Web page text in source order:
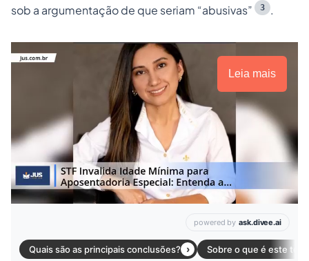
sob a argumentação de que seriam “abusivas”
3 .
Leia mais